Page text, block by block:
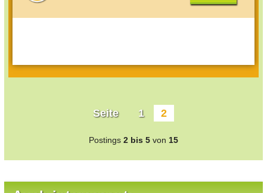
Seite 1 2
Postings 2 bis 5 von 15